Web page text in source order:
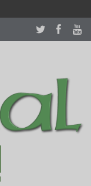
command with
perfectwatches.is
customer